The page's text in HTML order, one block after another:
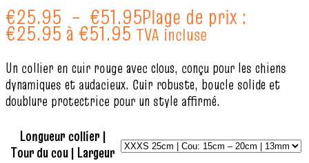
€25.95 – €51.95Plage de prix :
€25.95 à €51.95 TVA incluse
Un collier en cuir rouge avec clous, conçu pour les chiens
dynamiques et audacieux. Cuir robuste, boucle solide et
doublure protectrice pour un style affirmé.
Longueur collier |
Tour du cou | Largeur